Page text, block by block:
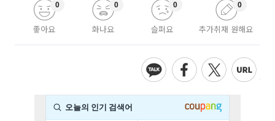
좋아요
0
화나요
0
슬퍼요
0
추가취재 원해요
0